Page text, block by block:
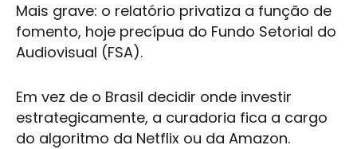
Mais grave: o relatório privatiza a função de
fomento, hoje precípua do Fundo Setorial do
Audiovisual (FSA).
Em vez de o Brasil decidir onde investir
estrategicamente, a curadoria fica a cargo
do algoritmo da Netflix ou da Amazon.